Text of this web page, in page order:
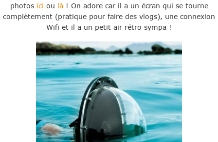
photos ici ou là! On adore car il a un écran qui se tourne
complètement (pratique pour faire des vlogs), une connexion
Wifi et il a un petit air rétro sympa !